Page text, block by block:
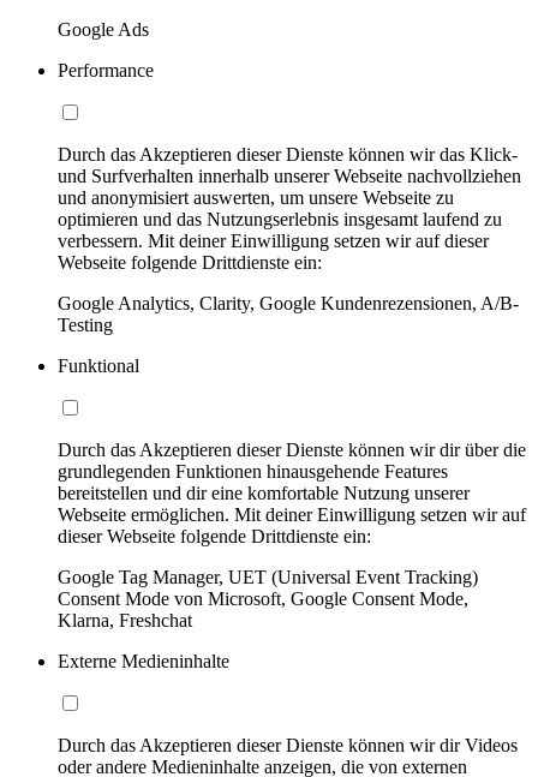
Google Ads
Performance
Durch das Akzeptieren dieser Dienste können wir das Klick-
und Surfverhalten innerhalb unserer Webseite nachvollziehen
und anonymisiert auswerten, um unsere Webseite zu
optimieren und das Nutzungserlebnis insgesamt laufend zu
verbessern. Mit deiner Einwilligung setzen wir auf dieser
Webseite folgende Drittdienste ein:
Google Analytics, Clarity, Google Kundenrezensionen, A/B-
Testing
Funktional
Durch das Akzeptieren dieser Dienste können wir dir über die
grundlegenden Funktionen hinausgehende Features
bereitstellen und dir eine komfortable Nutzung unserer
Webseite ermöglichen. Mit deiner Einwilligung setzen wir auf
dieser Webseite folgende Drittdienste ein:
Google Tag Manager, UET (Universal Event Tracking)
Consent Mode von Microsoft, Google Consent Mode,
Klarna, Freshchat
Externe Medieninhalte
Durch das Akzeptieren dieser Dienste können wir dir Videos
oder andere Medieninhalte anzeigen, die von externen